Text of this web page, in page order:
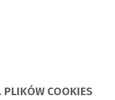
PLIKÓW COOKIES